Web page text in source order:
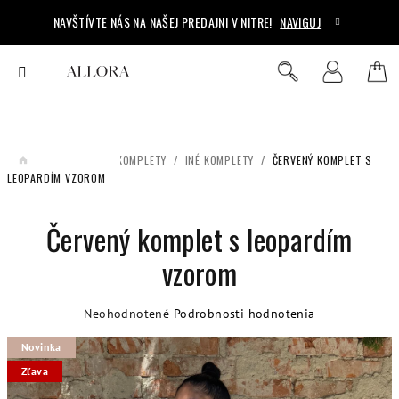
obsah
NAVŠTÍVTE NÁS NA NAŠEJ PREDAJNI V NITRE! NAVIGUJ
DOMOV KOMPLETY / INÉ KOMPLETY / ČERVENÝ KOMPLET S
LEOPARDÍM VZOROM
Červený komplet s leopardím
vzorom
Priemerné
produktu
je
0,0
Neohodnotené Podrobnosti hodnotenia
Novinka
Zľava